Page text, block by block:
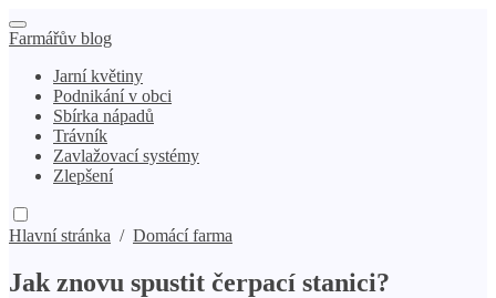
Farmářův blog
Jarní květiny
Podnikání v obci
Sbírka nápadů
Trávník
Zavlažovací systémy
Zlepšení
Hlavní stránka / Domácí farma
Jak znovu spustit čerpací stanici?